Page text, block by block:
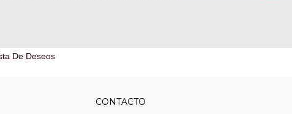
De Deseos
CONTACTO